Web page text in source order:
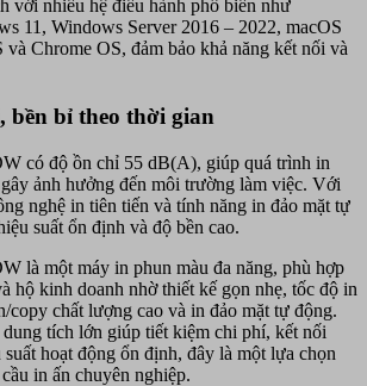
với nhiều hệ điều hành phổ biến như
11, Windows Server 2016 – 2022, macOS
Chrome OS, đảm bảo khả năng kết nối và
bền bỉ theo thời gian
có độ ồn chỉ 55 dB(A), giúp quá trình in
ảnh hưởng đến môi trường làm việc. Với
nghệ in tiên tiến và tính năng in đảo mặt tự
suất ổn định và độ bền cao.
là một máy in phun màu đa năng, phù hợp
hộ kinh doanh nhờ thiết kế gọn nhẹ, tốc độ in
copy chất lượng cao và in đảo mặt tự động.
tích lớn giúp tiết kiệm chi phí, kết nối
hoạt động ổn định, đây là một lựa chọn
in ấn chuyên nghiệp.